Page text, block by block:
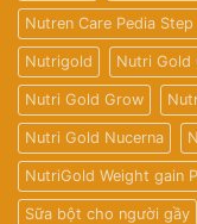
Nutren Care Pedia Step
Nutrigold Nutri Gold
Nutri Gold Grow
Nutri Gold Nucerna
NutriGold Weight gain
Sữa bột cho người gầy